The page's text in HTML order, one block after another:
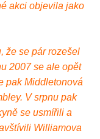
akci objevila jako
že se pár rozešel
2007 se ale opět
pak Middletonová
V srpnu pak
se usmířili a
Williamova